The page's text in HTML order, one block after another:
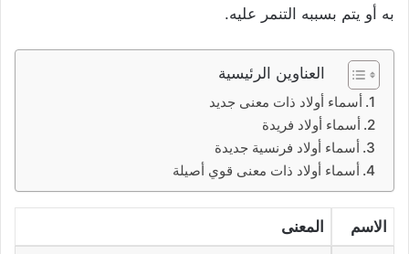
به أو يتم بسببه التنمر عليه.
العناوين الرئيسية
أسماء أولاد ذات معنى جديد
أسماء أولاد فريدة
أسماء أولاد فرنسية جديدة
أسماء أولاد ذات معنى قوي أصيلة
الاسم المعنى